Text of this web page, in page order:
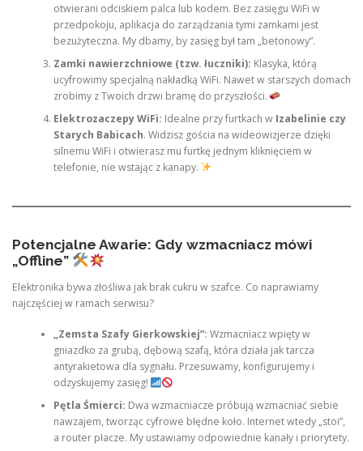
otwierani odciskiem palca lub kodem. Bez zasięgu WiFi w
przedpokoju, aplikacja do zarządzania tymi zamkami jest
bezużyteczna. My dbamy, by zasięg był tam „betonowy”.
Zamki nawierzchniowe (tzw. łuczniki): Klasyka, którą
ucyfrowimy specjalną nakładką WiFi. Nawet w starszych domach
zrobimy z Twoich drzwi bramę do przyszłości.
Elektrozaczepy WiFi: Idealne przy furtkach w Izabelinie czy
Starych Babicach. Widzisz gościa na wideowizjerze dzięki
silnemu WiFi i otwierasz mu furtkę jednym kliknięciem w
telefonie, nie wstając z kanapy.
Potencjalne Awarie: Gdy wzmacniacz mówi
„Offline”
Elektronika bywa złośliwa jak brak cukru w szafce. Co naprawiamy
najczęściej w ramach serwisu?
„Zemsta Szafy Gierkowskiej”: Wzmacniacz wpięty w
gniazdko za grubą, dębową szafą, która działa jak tarcza
antyrakietowa dla sygnału. Przesuwamy, konfigurujemy i
odzyskujemy zasięg!
Pętla Śmierci: Dwa wzmacniacze próbują wzmacniać siebie
nawzajem, tworząc cyfrowe błędne koło. Internet wtedy „stoi”,
a router płacze. My ustawiamy odpowiednie kanały i priorytety.